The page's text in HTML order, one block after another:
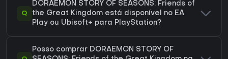
Q
DORAEMON STORY OF SEASONS: Friends of
the Great Kingdom está disponível no EA
Play ou Ubisoft+ para PlayStation?
Posso comprar DORAEMON STORY OF